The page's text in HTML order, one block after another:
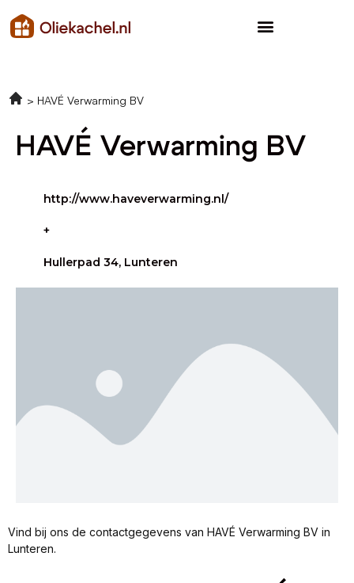
HAVÉ Verwarming BV
HAVÉ Verwarming BV
http://www.haveverwarming.nl/
+
Hullerpad 34, Lunteren
Vind bij ons de contactgegevens van HAVÉ Verwarming BV in
Lunteren.